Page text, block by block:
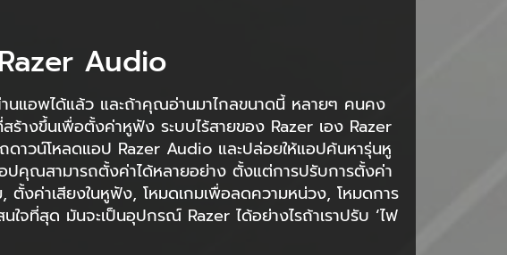
Audio
นแอพได้แล้ว และถ้าคุณอ่านมาไกลขนาดนี้ หลายๆ คนคง
างขึ้นเพื่อตั้งค่าหูฟัง ระบบไร้สายของ Razer เอง Razer
ดาวน์โหลดแอป Razer Audio และปล่อยให้แอปค้นหารุ่นหู
อปคุณสามารถตั้งค่าได้หลายอย่าง ตั้งแต่การปรับการตั้งค่า
งค่าเสียงในหูฟัง, โหมดเกมเพื่อลดความหน่วง, โหมดการ
ที่สุด มันจะเป็นอุปกรณ์ Razer ได้อย่างไรถ้าเราปรับ ‘ไฟ